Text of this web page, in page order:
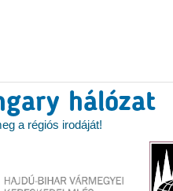
hálózat
a régiós irodáját!